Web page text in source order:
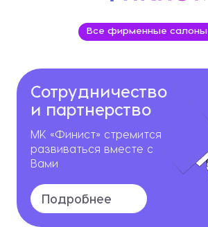
Все фирменные салоны
Сотрудничество
и партнерство
МК «Финист» стремится
развиваться вместе с
Вами
Подробнее